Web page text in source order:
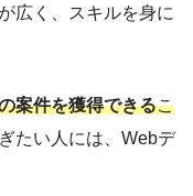
広く、スキルを身に
案件を獲得できるこ
たい人には、Webデ